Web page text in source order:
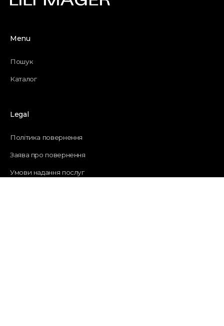
Menu
Пошук
Каталог
Legal
Політика повернення
Заява про повернення
Умови надання послуг